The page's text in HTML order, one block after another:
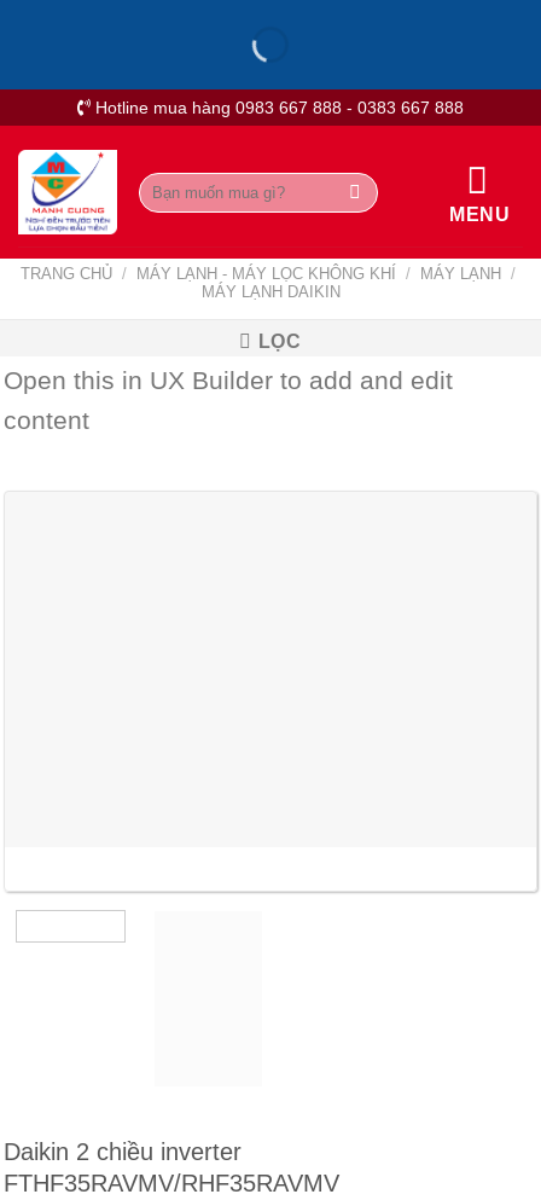
Hotline mua hàng 0983 667 888 - 0383 667 888
Tìm
kiếm:
MENU
TRANG CHỦ / MÁY LẠNH - MÁY LỌC KHÔNG KHÍ / MÁY LẠNH
/
MÁY LẠNH DAIKIN
LỌC
Open this in UX Builder to add and edit
content
Daikin 2 chiều inverter
FTHF35RAVMV/RHF35RAVMV